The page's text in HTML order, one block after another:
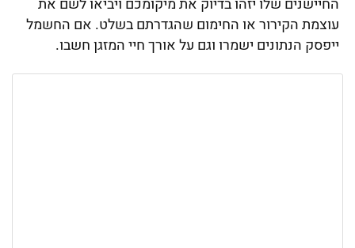
החיישנים שלו יזהו בדיוק את מיקומכם ויביאו לשם את
עוצמת הקירור או החימום שהגדרתם בשלט. אם החשמל
ייפסק הנתונים ישמרו וגם על אורך חיי המזגן חשבו.